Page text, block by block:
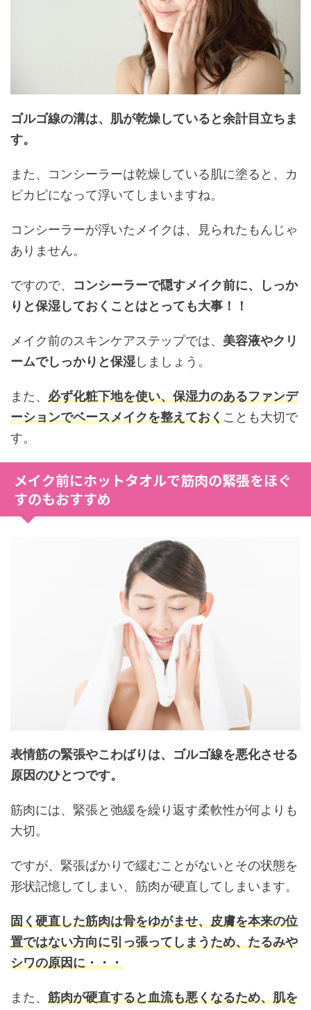
ゴルゴ線の溝は、肌が乾燥していると余計目立ちま
す。
また、コンシーラーは乾燥している肌に塗ると、カ
ピカピになって浮いてしまいますね。
コンシーラーが浮いたメイクは、見られたもんじゃ
ありません。
ですので、 コンシーラーで隠すメイク前に、しっか
りと保湿しておくことはとっても大事！！
メイク前のスキンケアステップでは、 美容液やクリ
ームでしっかりと保湿しましょう。
また、 必ず化粧下地を使い、保湿力のあるファンデ
ーションでベースメイクを整えておくことも大切で
す。
メイク前にホットタオルで筋肉の緊張をほぐ
すのもおすすめ
表情筋の緊張やこわばりは、ゴルゴ線を悪化させる
原因のひとつです。
筋肉には、緊張と弛緩を繰り返す柔軟性が何よりも
大切。
ですが、緊張ばかりで緩むことがないとその状態を
形状記憶してしまい、筋肉が硬直してしまいます。
固く硬直した筋肉は骨をゆがませ、皮膚を本来の位
置ではない方向に引っ張ってしまうため、たるみや
シワの原因に・・・
また、 筋肉が硬直すると血流も悪くなるため、肌を